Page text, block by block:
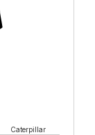
Caterpillar